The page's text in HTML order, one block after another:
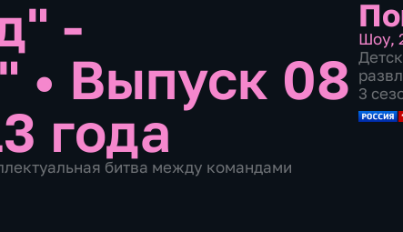
-
• Выпуск 08
года
битва между командами
Шоу,
3